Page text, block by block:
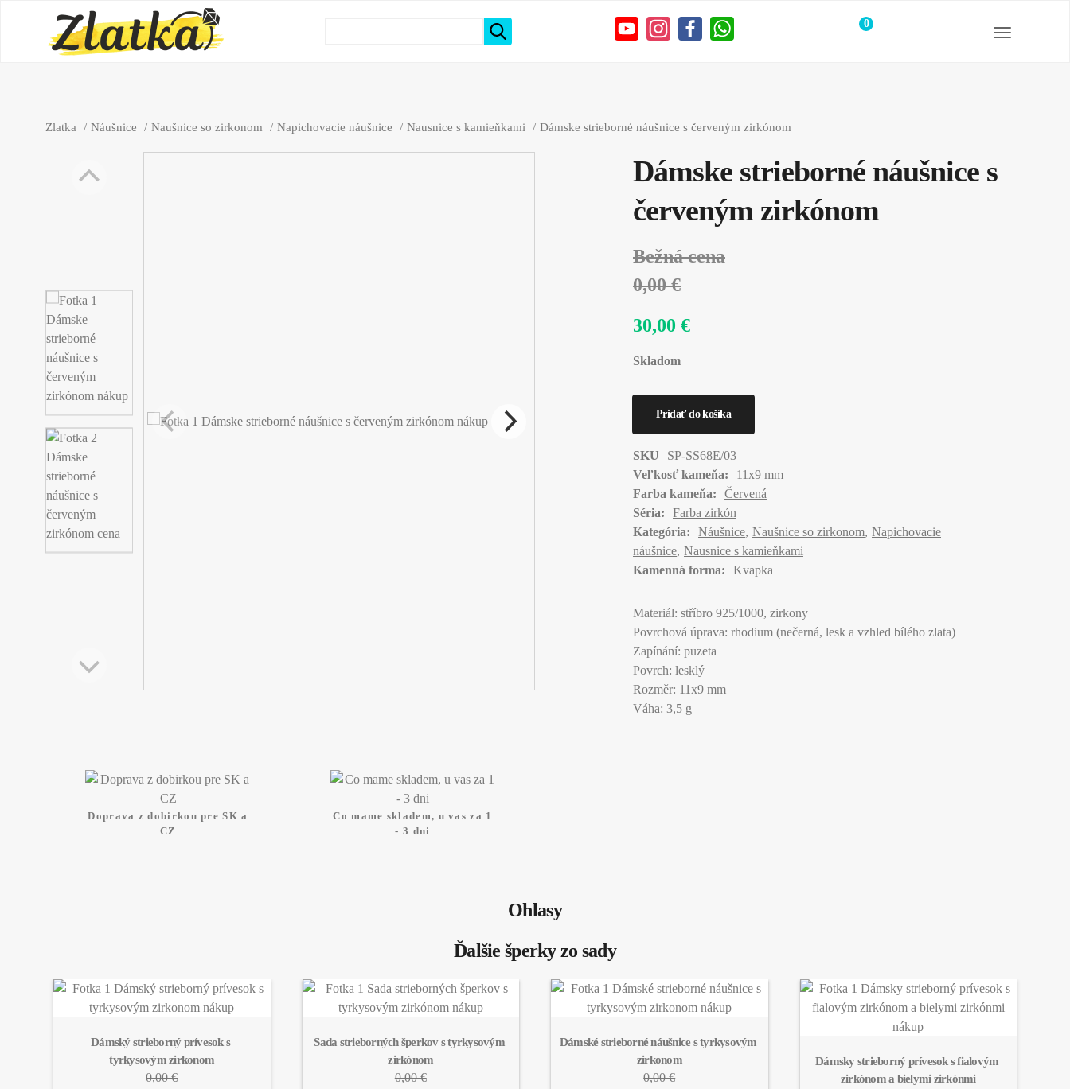
0
Zlatka Náušnice Naušnice so zirkonom Napichovacie náušnice Nausnice s kamieňkami Dámske strieborné náušnice s červeným zirkónom
Dámske strieborné náušnice s
červeným zirkónom
Bežná cena
0,00 €
30,00 €
Skladom
SKU
SP-SS68E/03
Veľkosť kameňa:
11x9 mm
Farba kameňa:
Červená
Séria:
Farba zirkón
Kategória:
Náušnice Naušnice so zirkonom Napichovacie
náušnice Nausnice s kamieňkami
Kamenná forma:
Kvapka
Materiál: stříbro 925/1000, zirkony
Povrchová úprava: rhodium (nečerná, lesk a vzhled bílého zlata)
Zapínání: puzeta
Povrch: lesklý
Rozměr: 11x9 mm
Váha: 3,5 g
Doprava z dobirkou pre SK a
CZ
Co mame skladem, u vas za 1
- 3 dni
Ohlasy
Ďalšie šperky zo sady
Dámský strieborný prívesok s
tyrkysovým zirkonom
0,00 €
Sada strieborných šperkov s tyrkysovým
zirkónom
0,00 €
Dámské strieborné náušnice s tyrkysovým
zirkonom
0,00 €
Dámsky strieborný prívesok s fialovým
zirkónom a bielymi zirkónmi